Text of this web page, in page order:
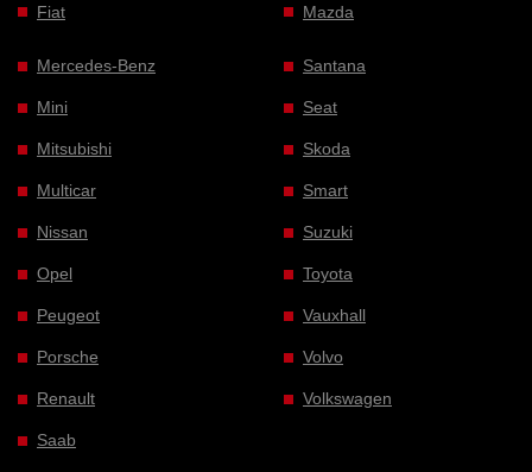
Fiat Mazda
Mercedes-Benz
Mini
Mitsubishi
Multicar
Nissan
Opel
Peugeot
Porsche
Renault
Saab
Santana
Seat
Skoda
Smart
Suzuki
Toyota
Vauxhall
Volvo
Volkswagen